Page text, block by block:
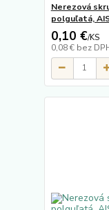
Nerezová
polguľatá,
0,10 €/KS
0,08 € bez